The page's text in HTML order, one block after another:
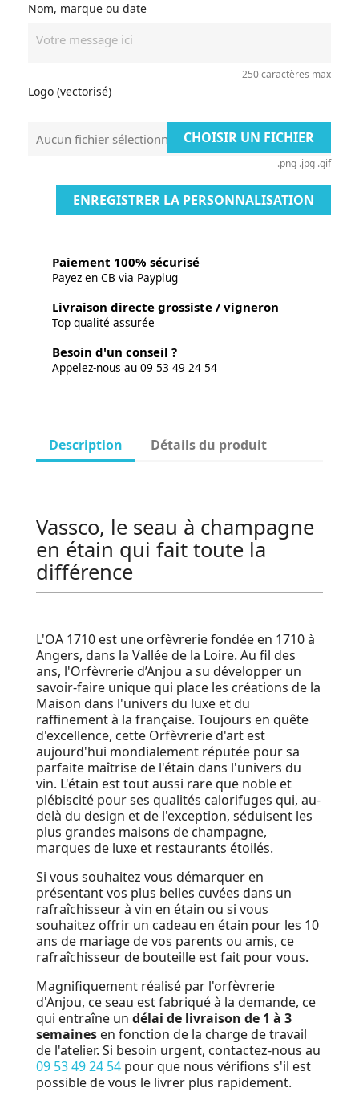
Nom, marque ou date
250 caractères max
Logo (vectorisé)
Aucun fichier sélectionné CHOISIR UN FICHIER
.png .jpg .gif
ENREGISTRER LA PERSONNALISATION
Paiement 100% sécurisé
Payez en CB via Payplug
Livraison directe grossiste / vigneron
Top qualité assurée
Besoin d'un conseil ?
Appelez-nous au 09 53 49 24 54
Description Détails du produit
Vassco, le seau à champagne
en étain qui fait toute la
différence
L'OA 1710 est une orfèvrerie fondée en 1710 à
Angers, dans la Vallée de la Loire. Au fil des
ans, l'Orfèvrerie d’Anjou a su développer un
savoir-faire unique qui place les créations de la
Maison dans l'univers du luxe et du
raffinement à la française. Toujours en quête
d'excellence, cette Orfèvrerie d'art est
aujourd'hui mondialement réputée pour sa
parfaite maîtrise de l'étain dans l'univers du
vin. L'étain est tout aussi rare que noble et
plébiscité pour ses qualités calorifuges qui, au-
delà du design et de l'exception, séduisent les
plus grandes maisons de champagne,
marques de luxe et restaurants étoilés.
Si vous souhaitez vous démarquer en
présentant vos plus belles cuvées dans un
rafraîchisseur à vin en étain ou si vous
souhaitez offrir un cadeau en étain pour les 10
ans de mariage de vos parents ou amis, ce
rafraîchisseur de bouteille est fait pour vous.
Magnifiquement réalisé par l'orfèvrerie
d'Anjou, ce seau est fabriqué à la demande, ce
qui entraîne un délai de livraison de 1 à 3
semaines en fonction de la charge de travail
de l'atelier. Si besoin urgent, contactez-nous au
09 53 49 24 54 pour que nous vérifions s'il est
possible de vous le livrer plus rapidement.